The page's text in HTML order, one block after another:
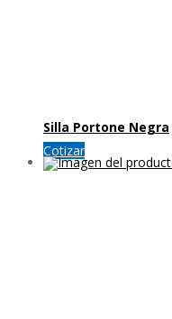
Silla Portone Negra
Cotizar